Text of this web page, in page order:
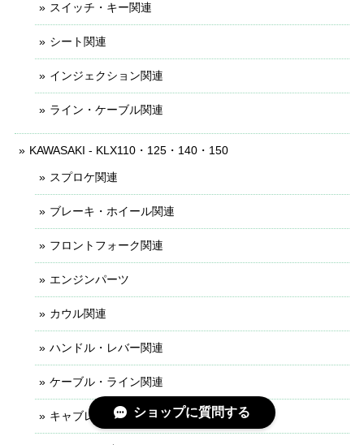
スイッチ・キー関連
シート関連
インジェクション関連
ライン・ケーブル関連
KAWASAKI - KLX110・125・140・150
スプロケ関連
ブレーキ・ホイール関連
フロントフォーク関連
エンジンパーツ
カウル関連
ハンドル・レバー関連
ケーブル・ライン関連
キャブレター関連ショップに質問する